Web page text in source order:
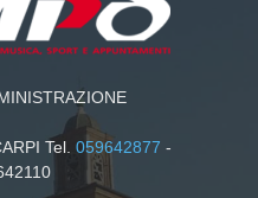
Tel.059642877 -